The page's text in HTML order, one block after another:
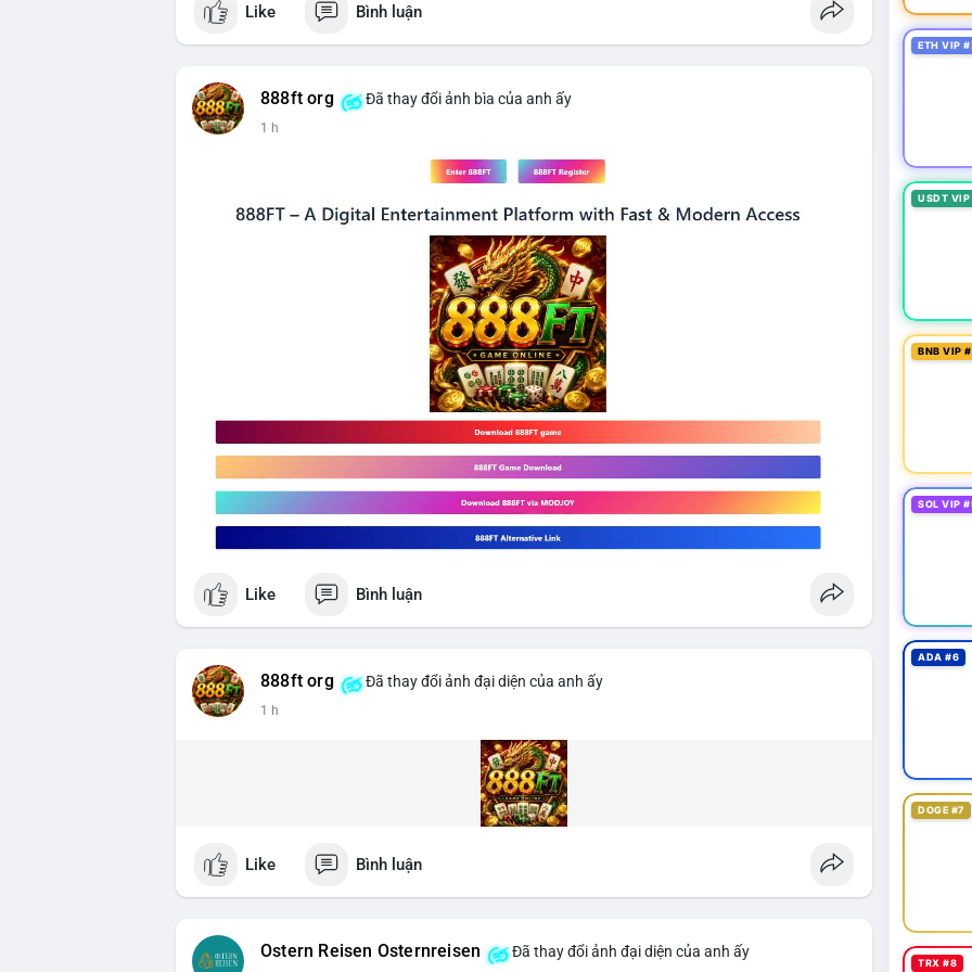
$btc
📰 Nguồn: CoinDesk
Like Bình luận
888ft org Đã thay đổi ảnh bìa của anh ấy
1 h
Like Bình luận
888ft org Đã thay đổi ảnh đại diện của anh ấy
1 h
Like Bình luận
Ostern Reisen Osternreisen Đã thay đổi ảnh đại diện của anh ấy
ETH VIP
USDT
BNB VIP
SOL VIP
ADA #6
DOGE #7
TRX #8